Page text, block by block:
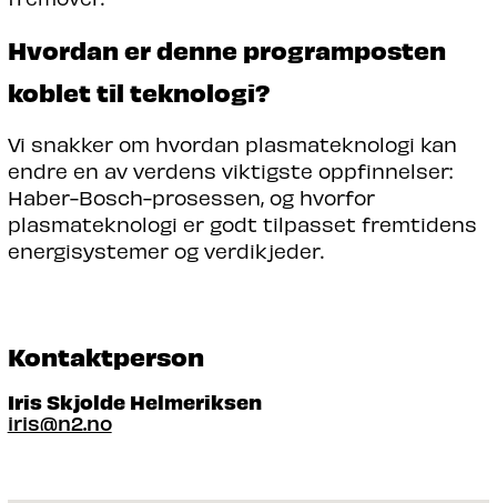
Hvordan er denne programposten
koblet til teknologi?
Vi snakker om hvordan plasmateknologi kan
endre en av verdens viktigste oppfinnelser:
Haber-Bosch-prosessen, og hvorfor
plasmateknologi er godt tilpasset fremtidens
energisystemer og verdikjeder.
Kontaktperson
Iris Skjolde Helmeriksen
iris@n2.no